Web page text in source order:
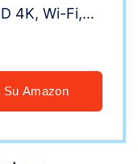
4K, Wi-Fi,
Su Amazon